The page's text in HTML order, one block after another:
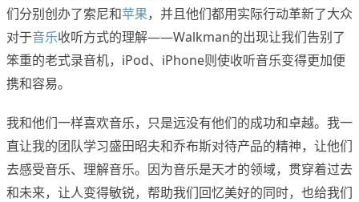
们分别创办了索尼和苹果，并且他们都用实际行动革新了大众
对于音乐收听方式的理解——Walkman的出现让我们告别了
笨重的老式录音机，iPod、iPhone则使收听音乐变得更加便
携和容易。
我和他们一样喜欢音乐，只是远没有他们的成功和卓越。我一
直让我的团队学习盛田昭夫和乔布斯对待产品的精神，让他们
去感受音乐、理解音乐。因为音乐是天才的领域，贯穿着过去
和未来，让人变得敏锐，帮助我们回忆美好的同时，也给我们